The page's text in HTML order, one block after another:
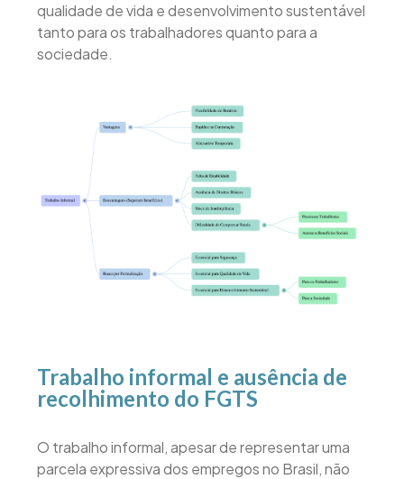
qualidade de vida e desenvolvimento sustentável
tanto para os trabalhadores quanto para a
sociedade.
Trabalho informal e ausência de
recolhimento do FGTS
O trabalho informal, apesar de representar uma
parcela expressiva dos empregos no Brasil, não